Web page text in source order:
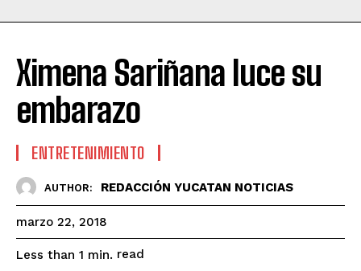
Ximena Sariñana luce su
embarazo
ENTRETENIMIENTO
AUTHOR: REDACCIÓN YUCATAN NOTICIAS
marzo 22, 2018
Less than 1 min. read